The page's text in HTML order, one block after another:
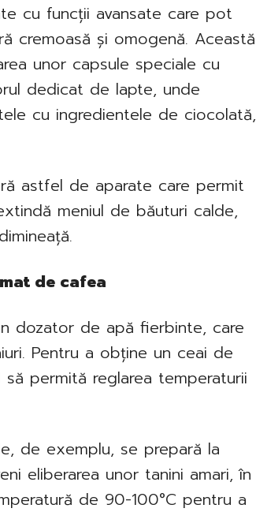
cu funcții avansate care pot
cremoasă și omogenă. Această
unor capsule speciale cu
dedicat de lapte, unde
cu ingredientele de ciocolată,
astfel de aparate care permit
meniul de băuturi calde,
de cafea
dozator de apă fierbinte, care
Pentru a obține un ceai de
permită reglarea temperaturii
de exemplu, se prepară la
eliberarea unor tanini amari, în
de 90-100°C pentru a